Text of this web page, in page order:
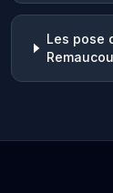
Les pose